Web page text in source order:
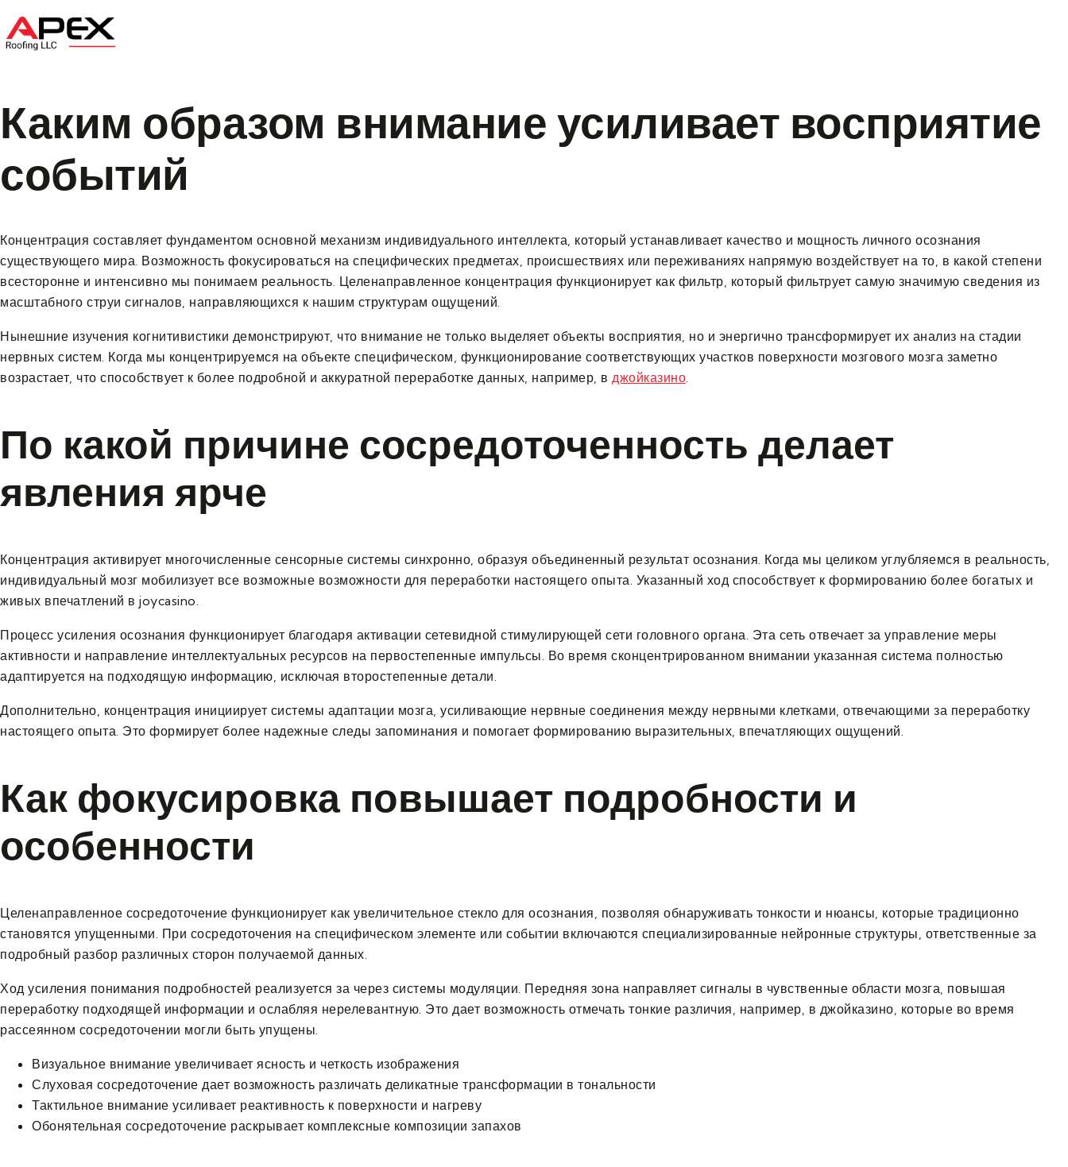
Каким образом внимание усиливает восприятие
событий
Концентрация составляет фундаментом основной механизм индивидуального интеллекта, который устанавливает качество и мощность личного осознания
существующего мира. Возможность фокусироваться на специфических предметах, происшествиях или переживаниях напрямую воздействует на то, в какой степени
всесторонне и интенсивно мы понимаем реальность. Целенаправленное концентрация функционирует как фильтр, который фильтрует самую значимую сведения из
масштабного струи сигналов, направляющихся к нашим структурам ощущений.
Нынешние изучения когнитивистики демонстрируют, что внимание не только выделяет объекты восприятия, но и энергично трансформирует их анализ на стадии
нервных систем. Когда мы концентрируемся на объекте специфическом, функционирование соответствующих участков поверхности мозгового мозга заметно
возрастает, что способствует к более подробной и аккуратной переработке данных, например, в джойказино
По какой причине сосредоточенность делает
явления ярче
Концентрация активирует многочисленные сенсорные системы синхронно, образуя объединенный результат осознания. Когда мы целиком углубляемся в реальность,
индивидуальный мозг мобилизует все возможные возможности для переработки настоящего опыта. Указанный ход способствует к формированию более богатых и
живых впечатлений в joycasino.
Процесс усиления осознания функционирует благодаря активации сетевидной стимулирующей сети головного органа. Эта сеть отвечает за управление меры
активности и направление интеллектуальных ресурсов на первостепенные импульсы. Во время сконцентрированном внимании указанная система полностью
адаптируется на подходящую информацию, исключая второстепенные детали.
Дополнительно, концентрация инициирует системы адаптации мозга, усиливающие нервные соединения между нервными клетками, отвечающими за переработку
настоящего опыта. Это формирует более надежные следы запоминания и помогает формированию выразительных, впечатляющих ощущений.
Как фокусировка повышает подробности и
особенности
Целенаправленное сосредоточение функционирует как увеличительное стекло для осознания, позволяя обнаруживать тонкости и нюансы, которые традиционно
становятся упущенными. При сосредоточения на специфическом элементе или событии включаются специализированные нейронные структуры, ответственные за
подробный разбор различных сторон получаемой данных.
Ход усиления понимания подробностей реализуется за через системы модуляции. Передняя зона направляет сигналы в чувственные области мозга, повышая
переработку подходящей информации и ослабляя нерелевантную. Это дает возможность отмечать тонкие различия, например, в джойказино, которые во время
рассеянном сосредоточении могли быть упущены.
Визуальное внимание увеличивает ясность и четкость изображения
Слуховая сосредоточение дает возможность различать деликатные трансформации в тональности
Тактильное внимание усиливает реактивность к поверхности и нагреву
Обонятельная сосредоточение раскрывает комплексные композиции запахов